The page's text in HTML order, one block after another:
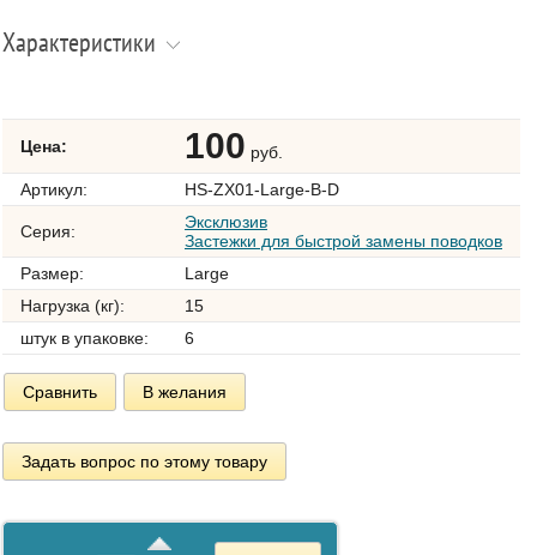
Характеристики
Цена: 100 руб.
Артикул:
HS-ZX01-Large-B-D
Серия:
Эксклюзив
Застежки для быстрой замены поводков
Размер:
Large
Нагрузка (кг):
15
штук в упаковке:
6
Сравнить В желания
Задать вопрос по этому товару